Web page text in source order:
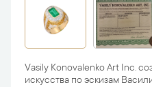
Vasily Konovalenko Art Inc.
искусства по эскизам